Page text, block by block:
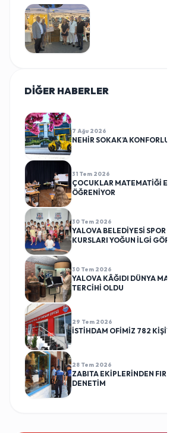
DİĞER HABERLER
7 Ağu 2026
NEHİR SOKAK’A KONFORLU
31 Tem 2026
ÇOCUKLAR MATEMATİĞİ
ÖĞRENİYOR
30 Tem 2026
YALOVA BELEDİYESİ SPOR
KURSLARI YOĞUN İLGİ
30 Tem 2026
YALOVA KÂĞIDI DÜNYA
TERCİHİ OLDU
29 Tem 2026
İSTİHDAM OFİMİZ 782 KİŞİYİ
28 Tem 2026
ZABITA EKİPLERİNDEN
DENETİM